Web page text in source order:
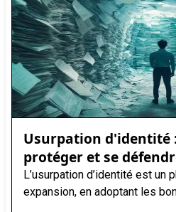
Usurpation d'identité
protéger et se
L’usurpation d’identité est un
expansion, en adoptant les